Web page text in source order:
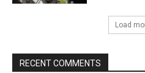
Load
RECENT COMMENTS